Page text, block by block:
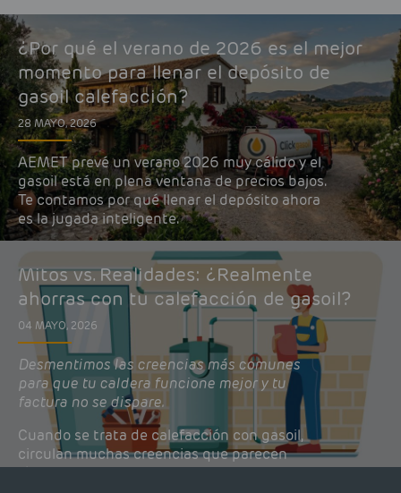
¿Por qué el verano de 2026 es el mejor
momento para llenar el depósito de
gasoil calefacción?
28 MAYO, 2026
AEMET prevé un verano 2026 muy cálido y el
gasoil está en plena ventana de precios bajos.
Te contamos por qué llenar el depósito ahora
es la jugada inteligente.
Mitos vs. Realidades: ¿Realmente
ahorras con tu calefacción de gasoil?
04 MAYO, 2026
Desmentimos las creencias más comunes
para que tu caldera funcione mejor y tu
factura no se dispare.
Cuando se trata de calefacción con gasoil,
circulan muchas creencias que parecen
lógicas pero que, en realidad, pueden estar